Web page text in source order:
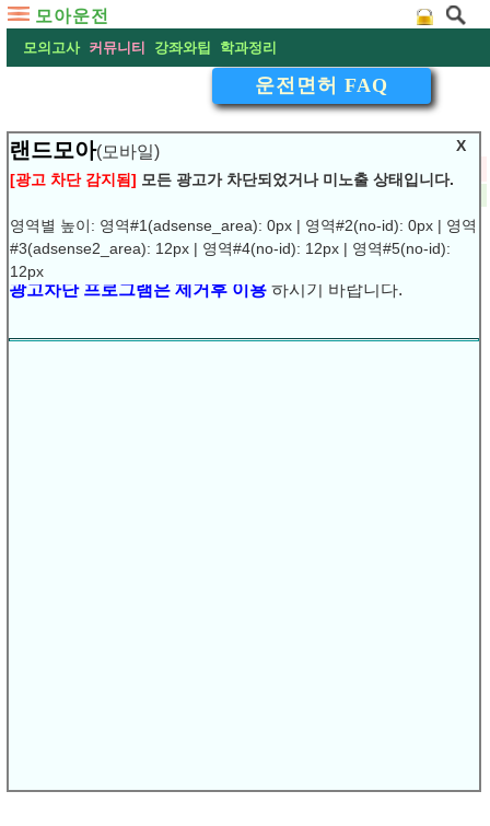
모아운전
모의고사 커뮤니티 강좌와팁 학과정리
X
랜드모아(모바일)
[광고 차단 감지됨] 모든 광고가 차단되었거나 미노출 상태입니다.
영역별 높이: 영역#1(adsense_area): 0px | 영역#2(no-id): 0px | 영역
#3(adsense2_area): 12px | 영역#4(no-id): 12px | 영역#5(no-id):
12px
광고차단 프로그램은 제거후 이용
운전면허 FAQ
▽운전면허 저렴하게 따는 법!
URL복사
▶
운전면허장 코스(산내)
1.신체검사(5,000원)-사진3매,신분증<주민증,여권,주민증